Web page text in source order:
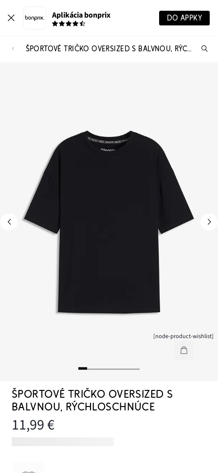
Aplikácia bonprix DO APPKY
ŠPORTOVÉ TRIČKO OVERSIZED S BALVNOU, RÝCHLOSCHNÚCE
[node-product-wishlist]
ŠPORTOVÉ TRIČKO OVERSIZED S
BALVNOU, RÝCHLOSCHNÚCE
11,99 €